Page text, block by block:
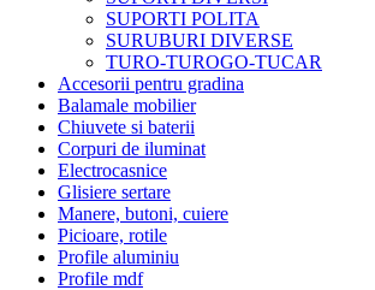
SUPORTI POLITA
SURUBURI DIVERSE
TURO-TUROGO-TUCAR
Accesorii pentru gradina
Balamale mobilier
Chiuvete si baterii
Corpuri de iluminat
Electrocasnice
Glisiere sertare
Manere, butoni, cuiere
Picioare, rotile
Profile aluminiu
Profile mdf